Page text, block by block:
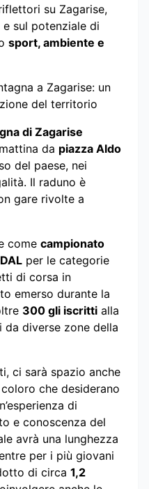
su Zagarise,
sul potenziale di
sport, ambiente e
a Zagarise: un
del territorio
di Zagarise
da piazza Aldo
del paese, nei
Il raduno è
gare rivolte a
come campionato
per le categorie
di corsa in
emerso durante la
300 gli iscritti alla
diverse zone della
ci sarà spazio anche
che desiderano
di
e conoscenza del
avrà una lunghezza
per i più giovani
di circa 1,2